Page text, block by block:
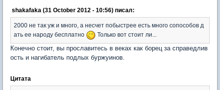
shakafaka (31 October 2012 - 10:56) писал:
2000 не так уж и много, а несчет побыстрее есть много сопособов д
ать ее народу бесплатно
Только вот стоит ли...
Конечно стоит, вы прославитесь в веках как борец за справедлив
ость и нагибатель подлых буржуинов.
Цитата